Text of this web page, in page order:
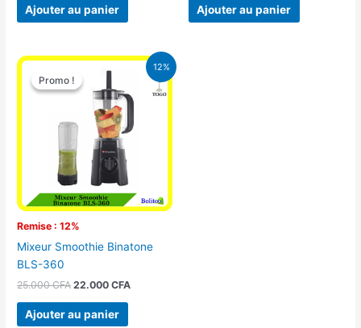
Ajouter au panier Ajouter au panier
12%
Promo !
Remise : 12%
Promo !
Mixeur Smoothie Binatone
BLS-360
25.000CFA
Le
prix
initial
était :
25.000 CFA.
22.000CFA
Le
prix
actuel
est :
Ajouter au panier